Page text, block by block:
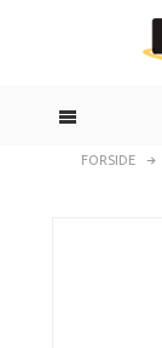
FORSIDE